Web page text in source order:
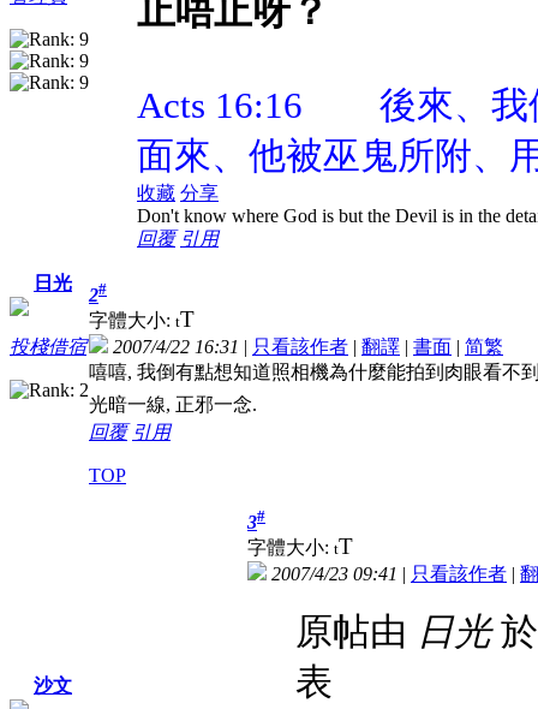
止唔止呀？
Acts 16:16 後來、我
面來、他被巫鬼所附、
收藏 分享
Don't know where God is but the Devil is in the
回覆 引用
日光
投棧借宿
2#
字體大小: tT
2007/4/22 16:31 | 只看該作者 | 翻譯 | 書面 | 简繁
嘻嘻, 我倒有點想知道照相機為什麼能拍到肉眼看不
光暗一線, 正邪一念.
回覆 引用
TOP
沙文
3#
字體大小: tT
2007/4/23 09:41 | 只看該作者 |
原帖由 日光於
表